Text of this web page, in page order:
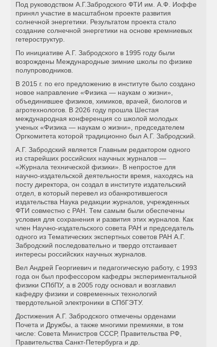
Под руководством А.Г.Забродского ФТИ им. А.Ф. Иоффе
принял участие в масштабном проекте развития
солнечной энергетики. Результатом проекта стало
создание солнечной энергетики на основе кремниевых
гетероструктур.
По инициативе А.Г. Забродского в 1995 году были
возрождены Международные зимние школы по физике
полупроводников.
В 2015 г. по его предложению в институте было создано
новое направление «Физика — наукам о жизни»,
объединившее физиков, химиков, врачей, биологов и
агротехнологов. В 2026 году прошла Шестая
международная конференция со школой молодых
ученых «Физика — наукам о жизни», председателем
Оргкомитета которой традиционно был А.Г. Забродский.
А.Г. Забродский является Главным редактором одного
из старейших российских научных журналов —
«Журнала технической физики». В непростое для
научно-издательской деятельности время, находясь на
посту директора, он создал в институте издательский
отдел, в который перевел из обанкротившегося
издательства Наука редакции журналов, учрежденных
ФТИ совместно с РАН. Тем самым были обеспечены
условия для сохранения и развития этих журналов. Как
член Научно-издательского совета РАН и председатель
одного из Тематических экспертных советов РАН А.Г.
Забродский последовательно и твердо отстаивает
интересы российских научных журналов.
Вел Андрей Георгиевич и педагогическую работу, с 1993
года он был профессором кафедры экспериментальной
физики СПбПУ, а в 2005 году основал и возглавил
кафедру физики и современных технологий
твердотельной электроники в СПбГЭТУ.
Достижения А.Г. Забродского отмечены орденами
Почета и Дружбы, а также многими премиями, в том
числе: Совета Министров СССР, Правительства РФ,
Правительства Санкт-Петербурга и др.